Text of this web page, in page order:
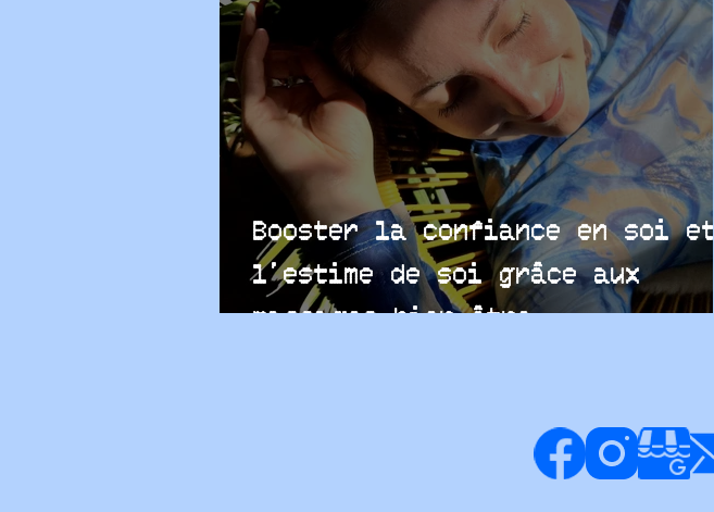
Booster la confiance en soi et
l’estime de soi grâce aux
massages bien-être